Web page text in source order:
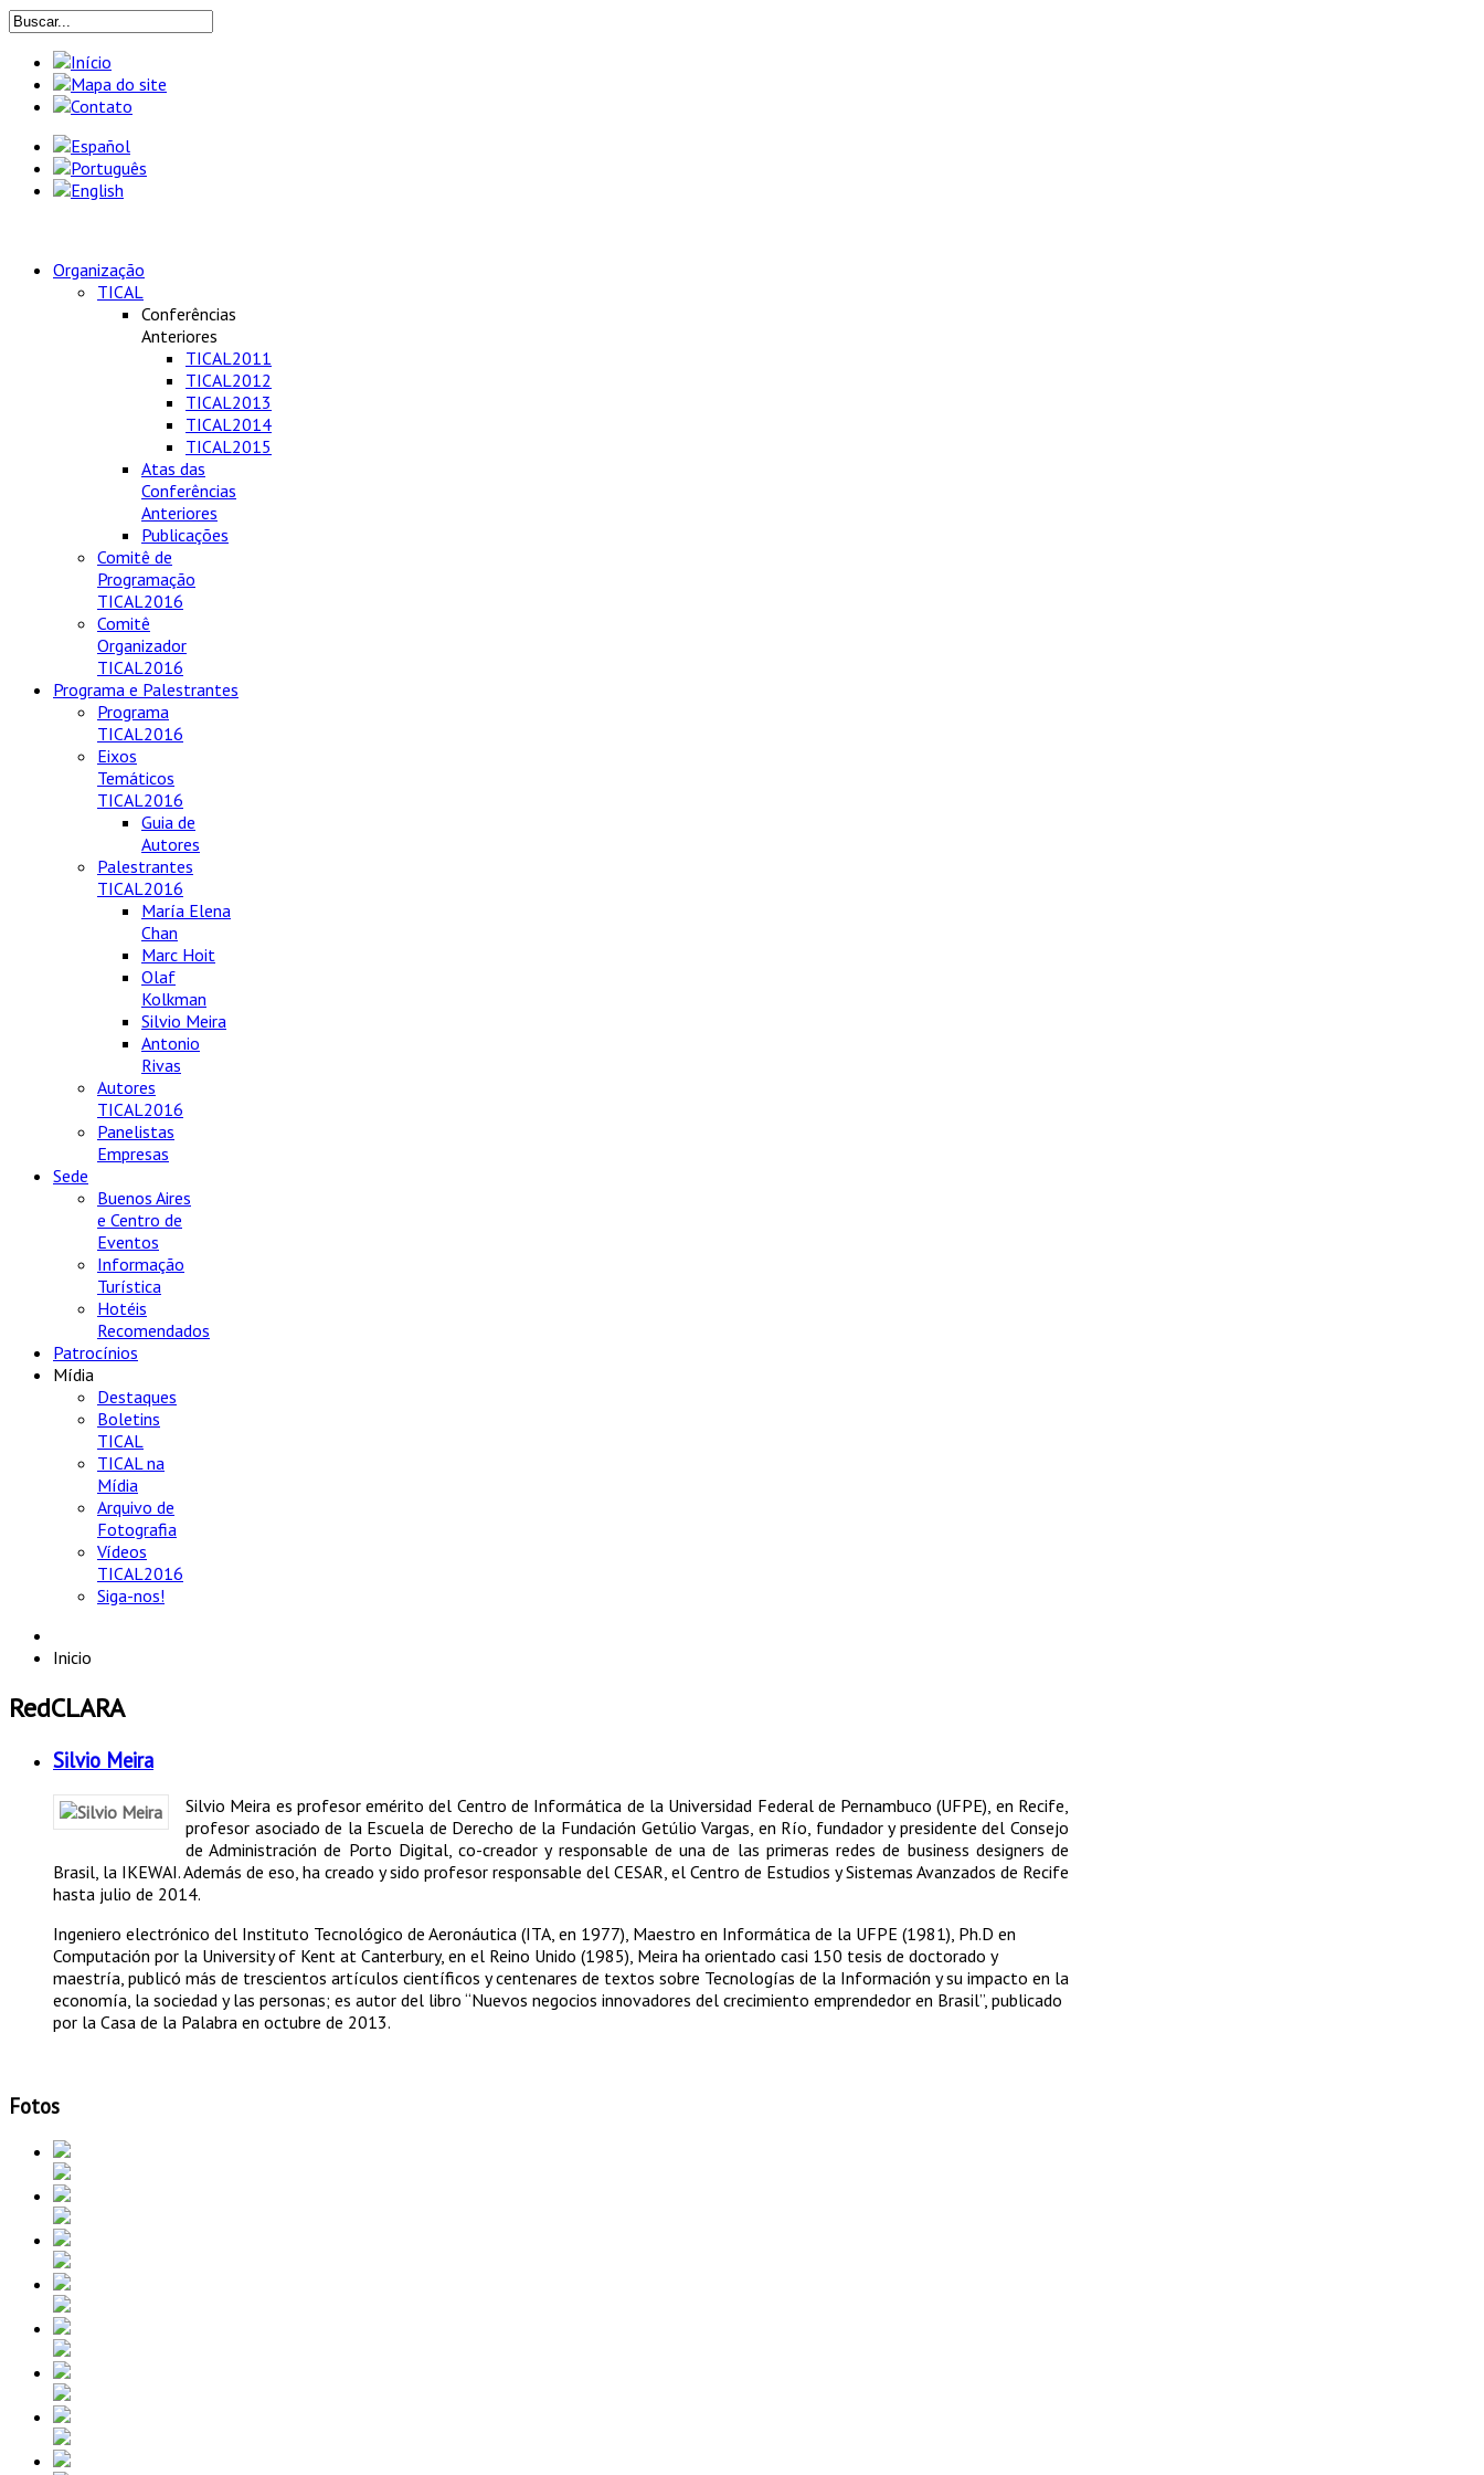
Organização
TICAL
Conferências
Anteriores
TICAL2011
TICAL2012
TICAL2013
TICAL2014
TICAL2015
Atas das
Conferências
Anteriores
Publicações
Comitê de
Programação
TICAL2016
Comitê
Organizador
TICAL2016
Programa e Palestrantes
Programa
TICAL2016
Eixos
Temáticos
TICAL2016
Guia de
Autores
Palestrantes
TICAL2016
María Elena
Chan
Marc Hoit
Olaf
Kolkman
Silvio Meira
Antonio
Rivas
Autores
TICAL2016
Panelistas
Empresas
Sede
Buenos Aires
e Centro de
Eventos
Informação
Turística
Hotéis
Recomendados
Patrocínios
Mídia
Destaques
Boletins
TICAL
TICAL na
Mídia
Arquivo de
Fotografia
Vídeos
TICAL2016
Siga-nos!
Inicio
RedCLARA
Silvio Meira
Silvio Meira es profesor emérito del Centro de Informática de la Universidad Federal de Pernambuco (UFPE), en Recife,
profesor asociado de la Escuela de Derecho de la Fundación Getúlio Vargas, en Río, fundador y presidente del Consejo
de Administración de Porto Digital, co-creador y responsable de una de las primeras redes de business designers de
Brasil, la IKEWAI. Además de eso, ha creado y sido profesor responsable del CESAR, el Centro de Estudios y Sistemas Avanzados de Recife
hasta julio de 2014.
Ingeniero electrónico del Instituto Tecnológico de Aeronáutica (ITA, en 1977), Maestro en Informática de la UFPE (1981), Ph.D en
Computación por la University of Kent at Canterbury, en el Reino Unido (1985), Meira ha orientado casi 150 tesis de doctorado y
maestría, publicó más de trescientos artículos científicos y centenares de textos sobre Tecnologías de la Información y su impacto en la
economía, la sociedad y las personas; es autor del libro “Nuevos negocios innovadores del crecimiento emprendedor en Brasil”, publicado
por la Casa de la Palabra en octubre de 2013.
Fotos